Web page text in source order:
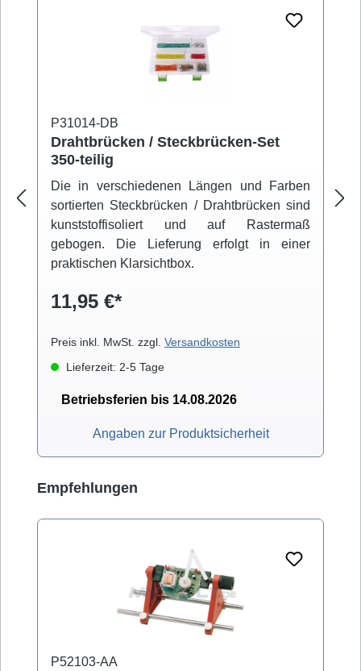
P31014-DB
Drahtbrücken / Steckbrücken-Set
350-teilig
Die in verschiedenen Längen und Farben
sortierten Steckbrücken / Drahtbrücken sind
kunststoffisoliert und auf Rastermaß
gebogen. Die Lieferung erfolgt in einer
praktischen Klarsichtbox.
11,95 €*
Preis inkl. MwSt. zzgl. Versandkosten
Lieferzeit: 2-5 Tage
Betriebsferien bis 14.08.2026
Angaben zur Produktsicherheit
Produktgalerie überspringen
Empfehlungen
P52103-AA